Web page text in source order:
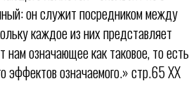
он служит посредником между
каждое из них представляет
означающее как таковое, то есть
означаемого.» стр.65 XX